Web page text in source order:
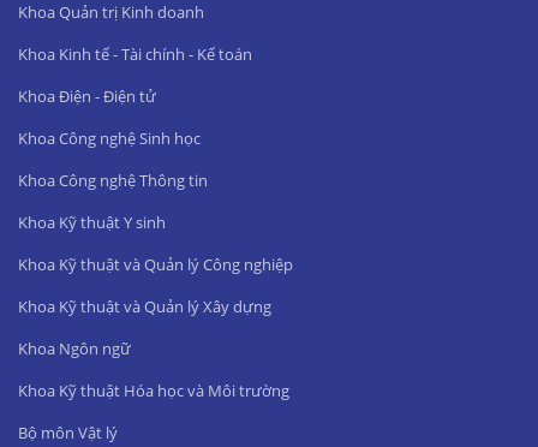
Khoa Quản trị Kinh doanh
Khoa Kinh tế - Tài chính - Kế toán
Khoa Điện - Điện tử
Khoa Công nghệ Sinh học
Khoa Công nghệ Thông tin
Khoa Kỹ thuật Y sinh
Khoa Kỹ thuật và Quản lý Công nghiệp
Khoa Kỹ thuật và Quản lý Xây dựng
Khoa Ngôn ngữ
Khoa Kỹ thuật Hóa học và Môi trường
Bộ môn Vật lý